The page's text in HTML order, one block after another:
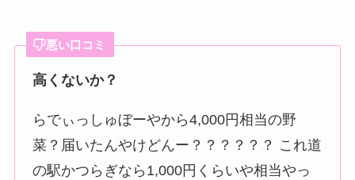
悪い口コミ
高くないか？
らでぃっしゅぼーやから4,000円相当の野
菜？届いたんやけどんー？？？？？？ これ道
の駅かつらぎなら1,000円くらいや相当やっ